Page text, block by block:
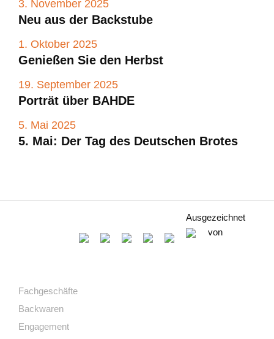
3. November 2025
Neu aus der Backstube
1. Oktober 2025
Genießen Sie den Herbst
19. September 2025
Porträt über BAHDE
5. Mai 2025
5. Mai: Der Tag des Deutschen Brotes
Ausgezeichnet
von
Fachgeschäfte
Backwaren
Engagement